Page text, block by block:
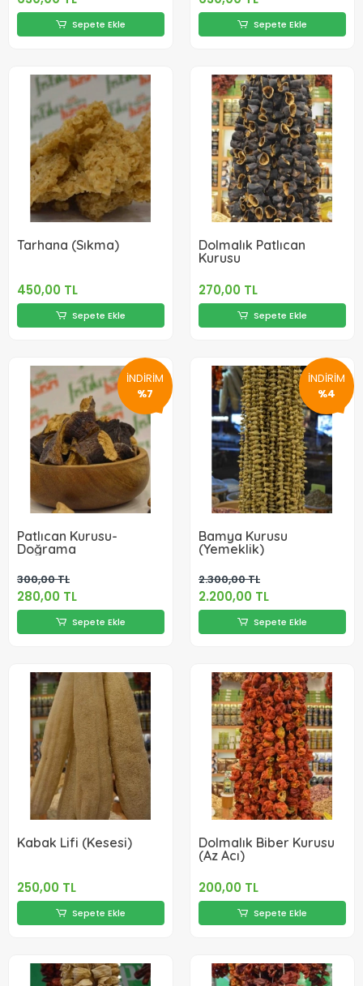
Sepete Ekle Sepete Ekle
Tarhana (Sıkma)
450,00 TL
Sepete Ekle
Dolmalık Patlıcan
Kurusu
270,00 TL
Sepete Ekle
İNDİRİM
%7
Patlıcan Kurusu-
Doğrama
300,00 TL
280,00 TL
Sepete Ekle
İNDİRİM
%4
Bamya Kurusu
(Yemeklik)
2.300,00 TL
2.200,00 TL
Sepete Ekle
Kabak Lifi (Kesesi)
250,00 TL
Sepete Ekle
Dolmalık Biber Kurusu
(Az Acı)
200,00 TL
Sepete Ekle